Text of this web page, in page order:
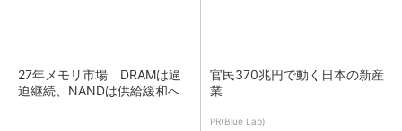
27年メモリ市場 DRAMは逼
迫継続、NANDは供給緩和へ
官民370兆円で動く日本の新産
業
PR(Blue Lab)